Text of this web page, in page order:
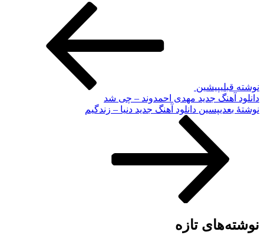
نوشته قبلیپیشین
دانلود آهنگ جدید مهدی احمدوند – چی شد
نوشته‌ٔ بعدیپسین دانلود آهنگ جدید دنیا – زندگیم
نوشته‌های تازه